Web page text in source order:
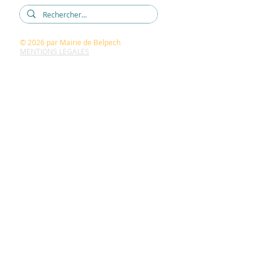
© 2026 par Mairie de Belpech
MENTIONS LEGALES